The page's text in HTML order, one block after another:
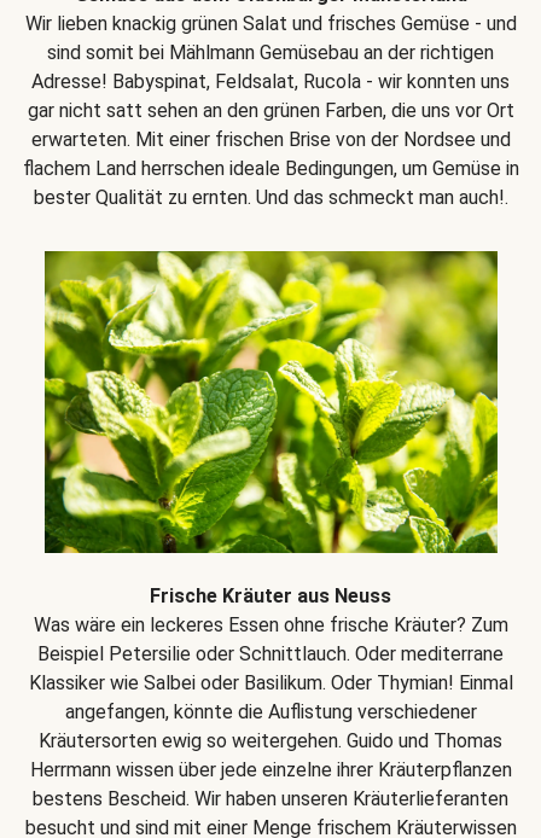
Wir lieben knackig grünen Salat und frisches Gemüse - und
sind somit bei Mählmann Gemüsebau an der richtigen
Adresse! Babyspinat, Feldsalat, Rucola - wir konnten uns
gar nicht satt sehen an den grünen Farben, die uns vor Ort
erwarteten. Mit einer frischen Brise von der Nordsee und
flachem Land herrschen ideale Bedingungen, um Gemüse in
bester Qualität zu ernten. Und das schmeckt man auch!.
Frische Kräuter aus Neuss
Was wäre ein leckeres Essen ohne frische Kräuter? Zum
Beispiel Petersilie oder Schnittlauch. Oder mediterrane
Klassiker wie Salbei oder Basilikum. Oder Thymian! Einmal
angefangen, könnte die Auflistung verschiedener
Kräutersorten ewig so weitergehen. Guido und Thomas
Herrmann wissen über jede einzelne ihrer Kräuterpflanzen
bestens Bescheid. Wir haben unseren Kräuterlieferanten
besucht und sind mit einer Menge frischem Kräuterwissen